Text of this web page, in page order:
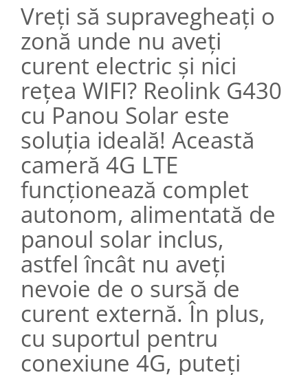
Vreți să supravegheați o
zonă unde nu aveți
curent electric și nici
rețea WIFI? Reolink G430
cu Panou Solar este
soluția ideală! Această
cameră 4G LTE
funcționează complet
autonom, alimentată de
panoul solar inclus,
astfel încât nu aveți
nevoie de o sursă de
curent externă. În plus,
cu suportul pentru
conexiune 4G, puteți